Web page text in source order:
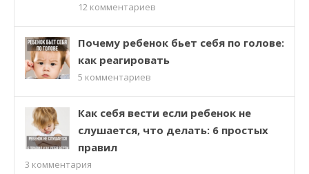
12 комментариев
Почему ребенок бьет себя по голове:
как реагировать
5 комментариев
Как себя вести если ребенок не
слушается, что делать: 6 простых
правил
3 комментария